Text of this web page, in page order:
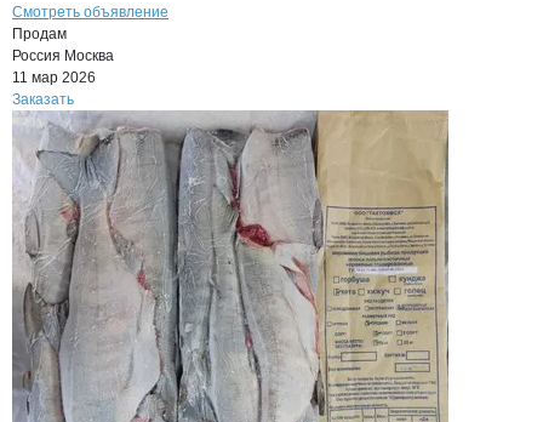
Смотреть объявление
Продам
Россия Москва
11 мар 2026
Заказать